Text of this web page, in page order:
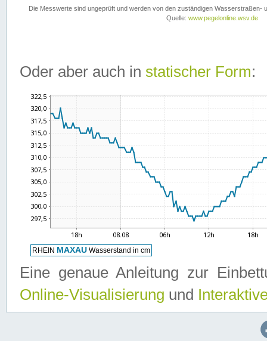
Oder aber auch in statischer Form:
Eine genaue Anleitung zur
Online-Visualisierung und